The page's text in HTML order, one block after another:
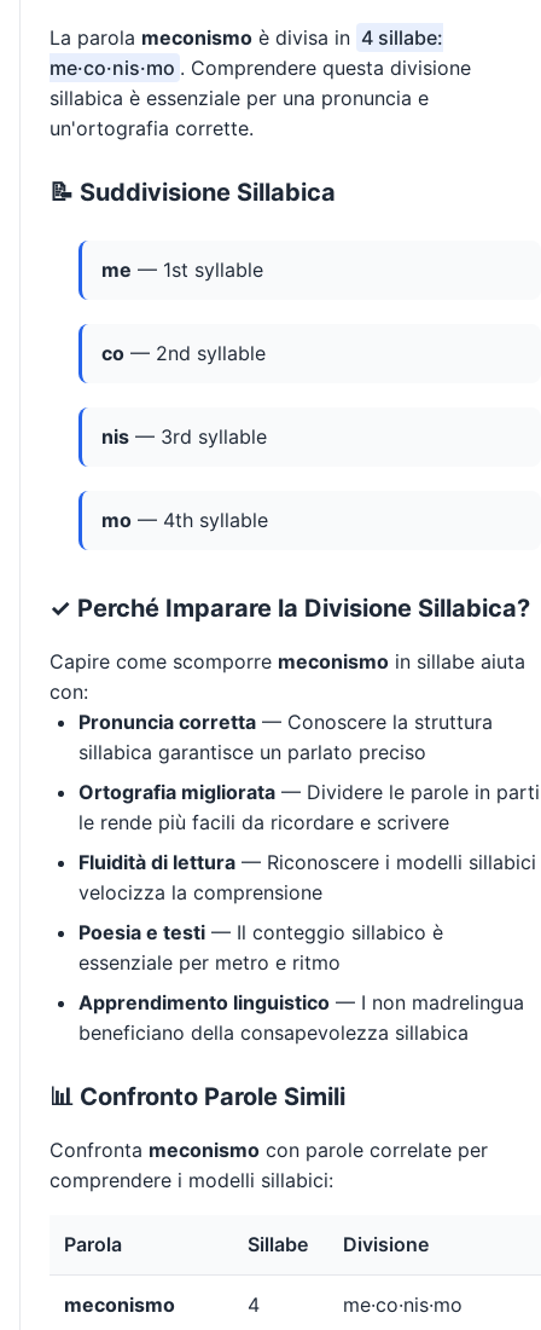
La parola meconismo è divisa in 4 sillabe:
me·co·nis·mo . Comprendere questa divisione
sillabica è essenziale per una pronuncia e
un'ortografia corrette.
📝 Suddivisione Sillabica
me — 1st syllable
co — 2nd syllable
nis — 3rd syllable
mo — 4th syllable
✓ Perché Imparare la Divisione Sillabica?
Capire come scomporre meconismo in sillabe aiuta
con:
Pronuncia corretta — Conoscere la struttura
sillabica garantisce un parlato preciso
Ortografia migliorata — Dividere le parole in parti
le rende più facili da ricordare e scrivere
Fluidità di lettura — Riconoscere i modelli sillabici
velocizza la comprensione
Poesia e testi — Il conteggio sillabico è
essenziale per metro e ritmo
Apprendimento linguistico — I non madrelingua
beneficiano della consapevolezza sillabica
📊 Confronto Parole Simili
Confronta meconismo con parole correlate per
comprendere i modelli sillabici:
Parola Sillabe Divisione
meconismo 4 me·co·nis·mo